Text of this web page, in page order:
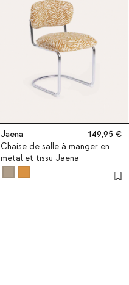
Jaena
149,95
Chaise de salle à manger en
métal et tissu Jaena